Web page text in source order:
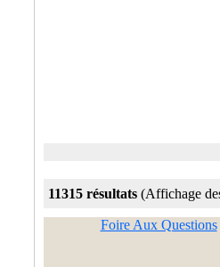
11315 résultats (Affichage
Foire Aux Questions